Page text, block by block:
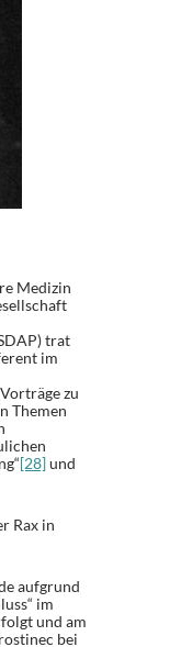
Medizin
trat
im
zu
Themen
[28]und
Rax in
aufgrund
im
und am
bei